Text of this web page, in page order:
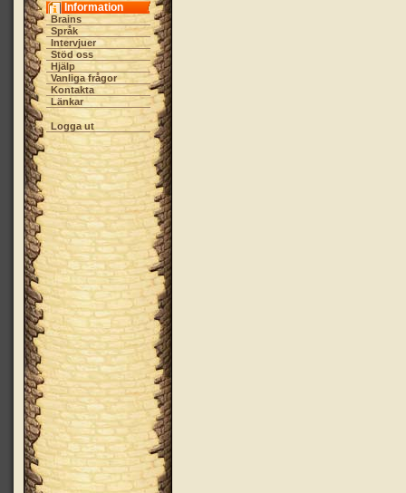
Information
Brains
Språk
Intervjuer
Stöd oss
Hjälp
Vanliga frågor
Kontakta
Länkar
Logga ut